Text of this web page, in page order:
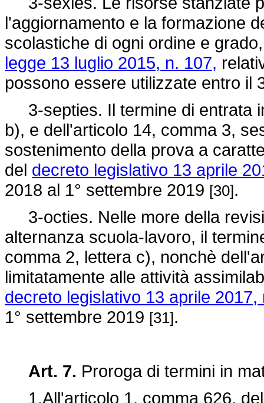
l'aggiornamento e la formazione
scolastiche di ogni ordine e
legge 13 luglio 2015, n. 107,
possono essere utilizzate entro il
3-septies. Il termine di entrata
b), e dell'articolo 14, comma 3,
sostenimento della prova a
del decreto legislativo 13 aprile
2018 al 1° settembre 2019 [30].
3-octies. Nelle more della
alternanza scuola-lavoro, il
comma 2, lettera c), nonchè
limitatamente alle attività
decreto legislativo 13 aprile 2017,
1° settembre 2019 [31].
Art. 7. Proroga di termini in
1.All'articolo 1, comma 626,